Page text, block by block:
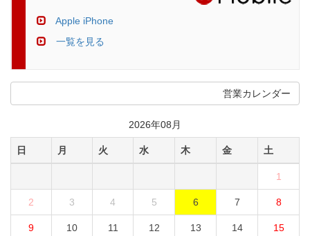
Apple iPhone
一覧を見る
営業カレンダー
2026年08月
日 月 火 水 木 金 土
1
2 3 4 5 6 7 8
9 10 11 12 13 14 15